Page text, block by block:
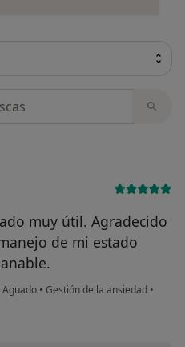
muy útil. Agradecido
de mi estado
Aguado • Gestión de la ansiedad •